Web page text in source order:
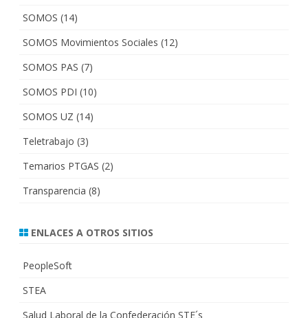
SOMOS (14)
SOMOS Movimientos Sociales (12)
SOMOS PAS (7)
SOMOS PDI (10)
SOMOS UZ (14)
Teletrabajo (3)
Temarios PTGAS (2)
Transparencia (8)
ENLACES A OTROS SITIOS
PeopleSoft
STEA
Salud Laboral de la Confederación STE´s